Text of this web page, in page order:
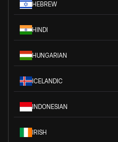
HEBREW
HINDI
HUNGARIAN
ICELANDIC
INDONESIAN
IRISH